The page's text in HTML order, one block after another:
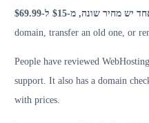
domain, transfer an old one, or
People have reviewed
support. It also has a domain
with prices.